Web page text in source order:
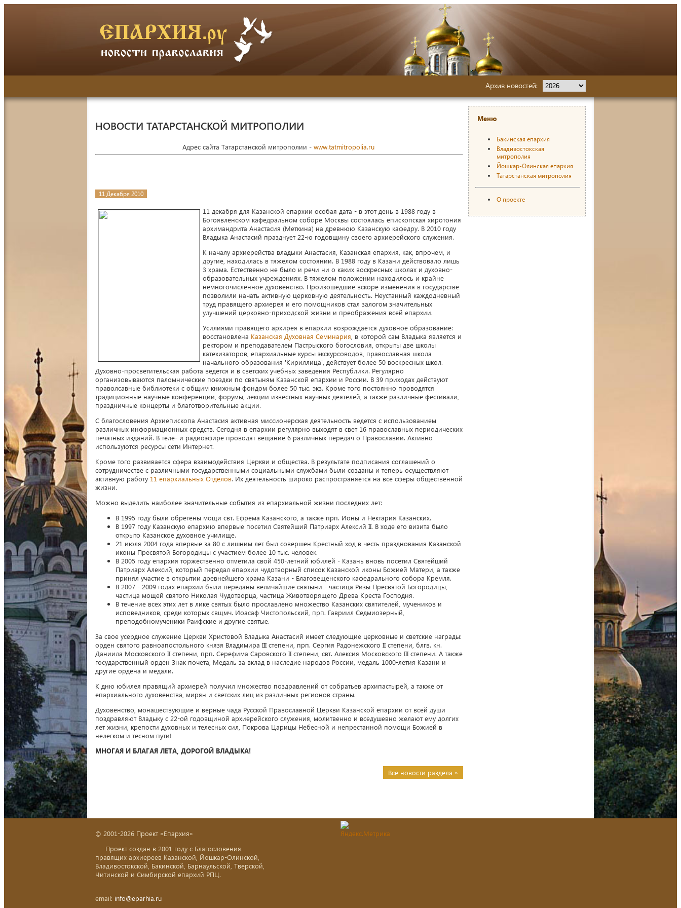
Архив новостей:
НОВОСТИ ТАТАРСТАНСКОЙ МИТРОПОЛИИ
Адрес сайта Татарстанской митрополии - www.tatmitropolia.ru
11 Декабря 2010
11 декабря для Казанской епархии особая дата - в этот день в 1988 году в
Богоявленском кафедральном соборе Москвы состоялась епископская хиротония
архимандрита Анастасия (Меткина) на древнюю Казанскую кафедру. В 2010 году
Владыка Анастасий празднует 22-ю годовщину своего архиерейского служения.
К началу архиерейства владыки Анастасия, Казанская епархия, как, впрочем, и
другие, находилась в тяжелом состоянии. В 1988 году в Казани действовало лишь
3 храма. Естественно не было и речи ни о каких воскресных школах и духовно-
образовательных учреждениях. В тяжелом положении находилось и крайне
немногочисленное духовенство. Произошедшие вскоре изменения в государстве
позволили начать активную церковную деятельность. Неустанный каждодневный
труд правящего архиерея и его помощников стал залогом значительных
улучшений церковно-приходской жизни и преображения всей епархии.
Усилиями правящего архирея в епархии возрождается духовное образование:
восстановлена Казанская Духовная Семинария , в которой сам Владыка является и
ректором и преподавателем Пастрыского богословия, открыты две школы
катехизаторов, епархиальные курсы экскурсоводов, православная школа
начального образования 'Кириллица', действует более 50 воскресных школ.
Духовно-просветительская работа ведется и в светских учебных заведения Республики. Регулярно
организовываются паломнические поездки по святыням Казанской епархии и России. В 39 приходах действуют
праволсавные библиотеки с общим книжным фондом более 50 тыс. экз. Кроме того постоянно проводятся
традиционные научные конференции, форумы, лекции известных научных деятелей, а также различные фестивали,
праздничные концерты и благотворительные акции.
С благословения Архиепископа Анастасия активная миссионерская деятельность ведется с использованием
различных информационных средств. Сегодня в епархии регулярно выходят в свет 16 православных периодических
печатных изданий. В теле- и радиоэфире проводят вещание 6 различных передач о Православии. Активно
используются ресурсы сети Интернет.
Кроме того развивается сфера взаимодействия Церкви и общества. В результате подписания соглашений о
сотрудничестве с различными государственными социальными службами были созданы и теперь осуществляют
активную работу 11 епархиальных Отделов. Их деятельность широко распространяется на все сферы общественной
жизни.
Можно выделить наиболее значительные события из епархиальной жизни последних лет:
В 1995 году были обретены мощи свт. Ефрема Казанского, а также прп. Ионы и Нектария Казанских.
В 1997 году Казанскую епархию впервые посетил Святейший Патриарх Алексий II. В ходе его визита было
открыто Казанское духовное училище.
21 июля 2004 года впервые за 80 с лишним лет был совершен Крестный ход в честь празднования Казанской
иконы Пресвятой Богородицы с участием более 10 тыс. человек.
В 2005 году епархия торжественно отметила свой 450-летний юбилей - Казань вновь посетил Святейший
Патриарх Алексий, который передал епархии чудотворный список Казанской иконы Божией Матери, а также
принял участие в открытии древнейшего храма Казани - Благовещенского кафедрального собора Кремля.
В 2007 - 2009 годах епархии были переданы величайшие святыни - частица Ризы Пресвятой Богородицы,
частица мощей святого Николая Чудотворца, частица Животворящего Древа Креста Господня.
В течение всех этих лет в лике святых было прославлено множество Казанских святителей, мучеников и
исповедников, среди которых свщмч. Иоасаф Чистопольский, прп. Гавриил Седмиозерный,
преподобномученики Раифские и другие святые.
За свое усердное служение Церкви Христовой Владыка Анастасий имеет следующие церковные и светские награды:
орден святого равноапостольного князя Владимира III степени, прп. Сергия Радонежского II степени, блгв. кн.
Даниила Московского II степени, прп. Серефима Саровского II степени, свт. Алексия Московского III степени. А также
государственный орден Знак почета, Медаль за вклад в наследие народов России, медаль 1000-летия Казани и
другие ордена и медали.
К дню юбилея правящий архиерей получил множество поздравлений от собратьев архипастырей, а также от
епархиального духовенства, мирян и светских лиц из различных регионов страны.
Духовенство, монашествующие и верные чада Русской Православной Церкви Казанской епархии от всей души
поздравляют Владыку с 22-ой годовщиной архиерейского служения, молитвенно и вседушевно желают ему долгих
лет жизни, крепости духовных и телесных сил, Покрова Царицы Небесной и непрестанной помощи Божией в
нелегком и тесном пути!
МНОГАЯ И БЛАГАЯ ЛЕТА, ДОРОГОЙ ВЛАДЫКА!
Все новости раздела »
Меню
Бакинская епархия
Владивостокская
митрополия
Йошкар-Олинская епархия
Татарстанская митрополия
О проекте
© 2001-2026 Проект «Епархия»
Проект создан в 2001 году с Благословения
правящих архиереев Казанской, Йошкар-Олинской,
Владивостокской, Бакинской, Барнаульской, Тверской,
Читинской и Симбирской епархий РПЦ.
email: info@eparhia.ru